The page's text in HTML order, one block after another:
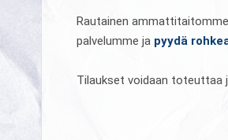
Rautainen
palvelumme ja pyydä
Tilaukset voidaan toteuttaa